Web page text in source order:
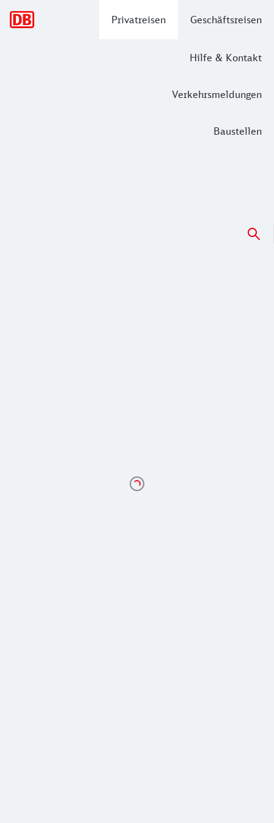
Privatreisen Geschäftsreisen
Hilfe & Kontakt
Verkehrsmeldungen
Baustellen